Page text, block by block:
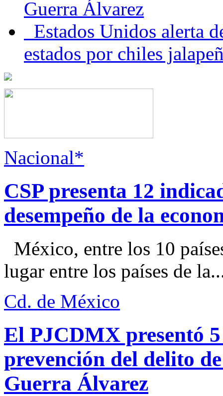
Guerra Álvarez
Estados Unidos alerta
estados por chiles
Nacional*
CSP presenta 12
desempeño de la
México, entre los 10
lugar entre los países de
Cd. de México
El PJCDMX presentó
prevención del delito
Guerra Álvarez